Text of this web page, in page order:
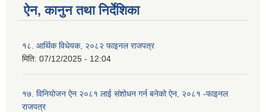
ऐन, कानुन तथा निर्देशिका
१८. आर्थिक विधेयक, २०८२ फाइनल राजपत्र
मिति: 07/12/2025 - 12:04
१७. विनियोजन ऐन २०८१ लाई संशोधन गर्न बनेको ऐन, २०८१ -फाइनल
राजपत्र